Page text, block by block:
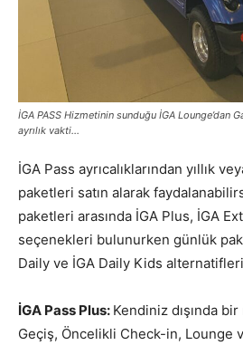
İGA PASS Hizmetinin sunduğu İGA Lounge’dan
ayrılık vakti…
İGA Pass ayrıcalıklarından yıllık
paketleri satın alarak
paketleri arasında İGA Plus, İGA
seçenekleri bulunurken günlük
Daily ve İGA Daily Kids
İGA Pass Plus: Kendiniz dışında
Geçiş, Öncelikli Check-in, Lounge